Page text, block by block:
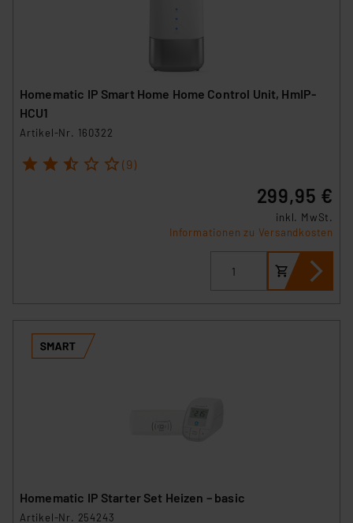
Homematic IP Smart Home Home Control Unit, HmIP-
HCU1
Artikel-Nr. 160322
1 2 3 4 5 (9)
299,95 €
inkl. MwSt.
Informationen zu Versandkosten
Homematic IP Starter Set Heizen – basic
Artikel-Nr. 254243